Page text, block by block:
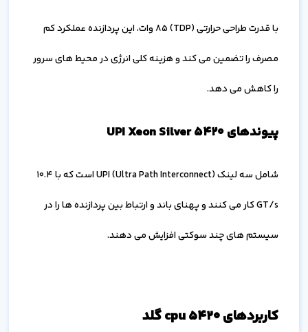
با قدرت طراحی حرارتی (TDP) 85 وات، این پردازنده عملکرد کم
مصرف را تضمین می کند و هزینه کلی انرژی در محیط های سرور
را کاهش می دهد.
پیوندهای UPI Xeon Silver 5420
شامل سه لینک UPI (Ultra Path Interconnect) است که با 10.4
GT/s کار می کنند و پهنای باند و ارتباط بین پردازنده ها را در
سیستم های چند سوکتی افزایش می دهند.
کاربردهای cpu 5420 گلد